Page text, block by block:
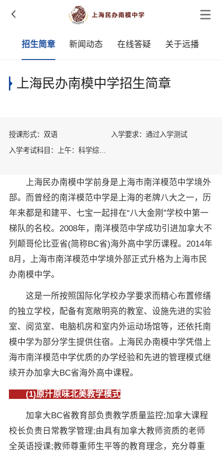

招生简章 新闻动态 在线答疑 关于远播
上海民办南模中学招生简章
授课形式：双语
入学要求：通过入学测试
入学考试科目：上午：科学综合
上海民办南模中学前身是上海市南洋模范中学境外
部。而曾经的南洋模范中学是上海的老牌八大之一，历
年来都是和建平、七宝一起排在“八大金刚”学校中第一
梯队的名校。2008年，南洋模范中学成功引进加拿大不
列颠哥伦比亚省(简称BC省)海外高中学历课程。2014年
8月，上海市南洋模范中学境外部正式升格为上海市民
办南模中学。
这是一所按照国际化学校办学要求而精心布置修缮
的独立学校，配备有宽敞明亮的教室、设施先进的实验
室、阅览室、电脑机房和室内外运动场馆等，还依托南
模中学为部分学生提供住宿。上海民办南模中学凭借上
海市南洋模范中学优质的办学经验和先进的管理模式继
续开办加拿大BC省海外高中课程。
(1)原汁原味北美教学模式
加拿大BC省教育部负责教学质量监控;加拿大课程
校长负责日常教学管理;由具有加拿大教师资质的老师
全英语授课;教师尊重师生平等的教育理念，充分尊重